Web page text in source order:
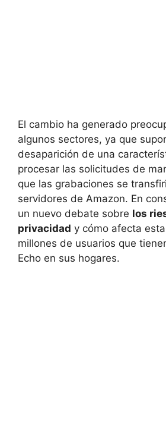
El cambio ha generado
algunos sectores, ya que
desaparición de una
procesar las solicitudes de
que las grabaciones se
servidores de Amazon. En
un nuevo debate sobre los
privacidad y cómo afecta
millones de usuarios que
Echo en sus hogares.